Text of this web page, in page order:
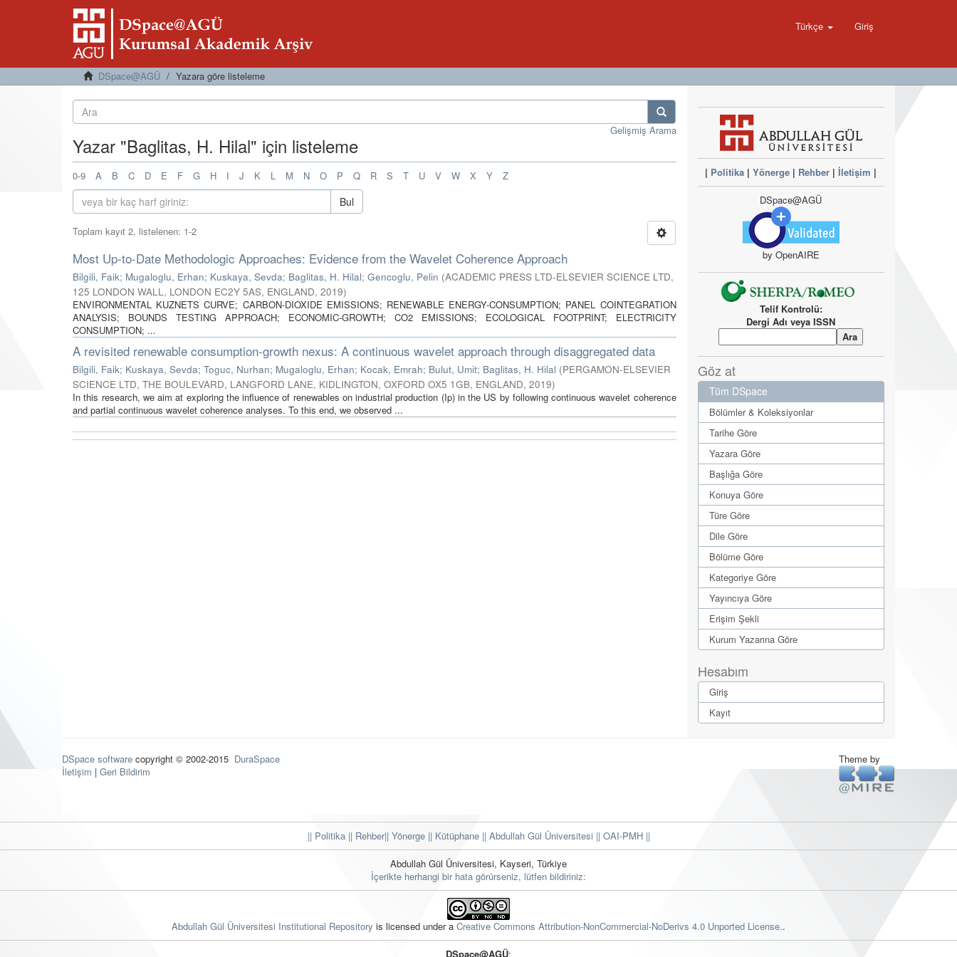
Türkçe Giriş
DSpace@AGÜ Yazara göre listeleme
Gelişmiş Arama
Yazar "Baglitas, H. Hilal" için listeleme
0-9 A B C D E F G H I J K L M N O P Q R S T U V W X Y Z
Bul
Toplam kayıt 2, listelenen: 1-2
Most Up-to-Date Methodologic Approaches: Evidence from the Wavelet Coherence Approach
Bilgili, Faik; Mugaloglu, Erhan; Kuskaya, Sevda; Baglitas, H. Hilal; Gencoglu, Pelin (ACADEMIC PRESS LTD-ELSEVIER SCIENCE LTD,
125 LONDON WALL, LONDON EC2Y 5AS, ENGLAND, 2019)
ENVIRONMENTAL KUZNETS CURVE; CARBON-DIOXIDE EMISSIONS; RENEWABLE ENERGY-CONSUMPTION; PANEL COINTEGRATION
ANALYSIS; BOUNDS TESTING APPROACH; ECONOMIC-GROWTH; CO2 EMISSIONS; ECOLOGICAL FOOTPRINT; ELECTRICITY
CONSUMPTION; ...
A revisited renewable consumption-growth nexus: A continuous wavelet approach through disaggregated data
Bilgili, Faik; Kuskaya, Sevda; Toguc, Nurhan; Mugaloglu, Erhan; Kocak, Emrah; Bulut, Umit; Baglitas, H. Hilal (PERGAMON-ELSEVIER
SCIENCE LTD, THE BOULEVARD, LANGFORD LANE, KIDLINGTON, OXFORD OX5 1GB, ENGLAND, 2019)
In this research, we aim at exploring the influence of renewables on industrial production (Ip) in the US by following continuous wavelet coherence
and partial continuous wavelet coherence analyses. To this end, we observed ...
| Politika |Yönerge | Rehber |İletişim |
DSpace@AGÜ
by OpenAIRE
Telif Kontrolü:
Dergi Adı veya ISSN
Göz at
Tüm DSpace
Bölümler & Koleksiyonlar
Tarihe Göre
Yazara Göre
Başlığa Göre
Konuya Göre
Türe Göre
Dile Göre
Bölüme Göre
Kategoriye Göre
Yayıncıya Göre
Erişim Şekli
Kurum Yazarına Göre
Hesabım
Giriş
Kayıt
DSpace software copyright © 2002-2015 DuraSpace
İletişim | Geri Bildirim
Theme by
|| Politika|| Rehber|| Yönerge|| Kütüphane|| Abdullah Gül Üniversitesi || OAI-PMH ||
Abdullah Gül Üniversitesi, Kayseri, Türkiye
İçerikte herhangi bir hata görürseniz, lütfen bildiriniz:
Abdullah Gül Üniversitesi Institutional Repository is licensed under a Creative Commons Attribution-NonCommercial-NoDerivs 4.0 Unported License..
DSpace@AGÜ: